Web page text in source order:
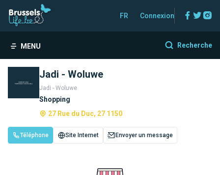
FR Connexion
MENU Recherche
Jadi - Woluwe
Jadi - Woluwe
Shopping
27 Rue du Duc, 27 1150
Téléphone Site Internet Envoyer un message